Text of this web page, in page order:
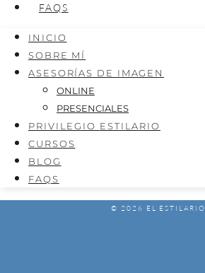
FAQS
INICIO
SOBRE MÍ
ASESORÍAS DE IMAGEN
ONLINE
PRESENCIALES
PRIVILEGIO ESTILARIO
CURSOS
BLOG
FAQS
© 2026 EL ESTILARIO